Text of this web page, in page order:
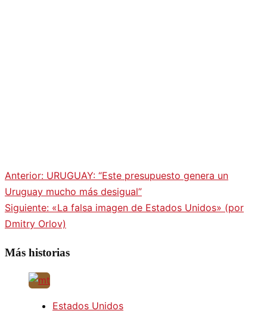
Navegación
de
entradas
Anterior: URUGUAY: “Este presupuesto genera un
Uruguay mucho más desigual”
Siguiente: «La falsa imagen de Estados Unidos» (por
Dmitry Orlov)
Más historias
Estados Unidos